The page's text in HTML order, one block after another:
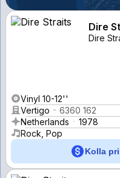
Dire
Dire
Vinyl 10-12''
Vertigo
6360 162
Netherlands
1978
Rock, Pop
Kolla